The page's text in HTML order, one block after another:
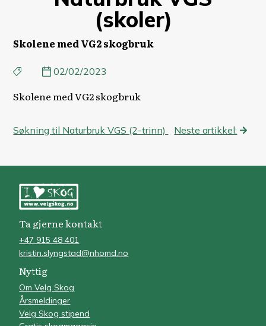
(skoler)
Skolene med VG2 skogbruk
02/02/2023
Skolene med VG2 skogbruk
Innleggsnavigasjon
Søkning til Naturbruk VGS (2-trinn) Neste artikkel:
Ta gjerne kontakt
+47 915 48 401
kristin.slyngstad@nhomd.no
Nyttig
Om Velg Skog
Årsmeldinger
Velg Skog stipend